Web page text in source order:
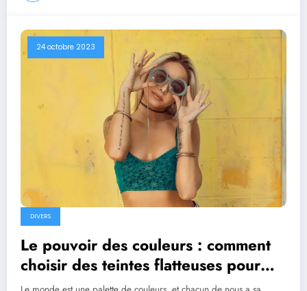
24 octobre 2023
DIVERS
Le pouvoir des couleurs : comment
choisir des teintes flatteuses pour
votre peau